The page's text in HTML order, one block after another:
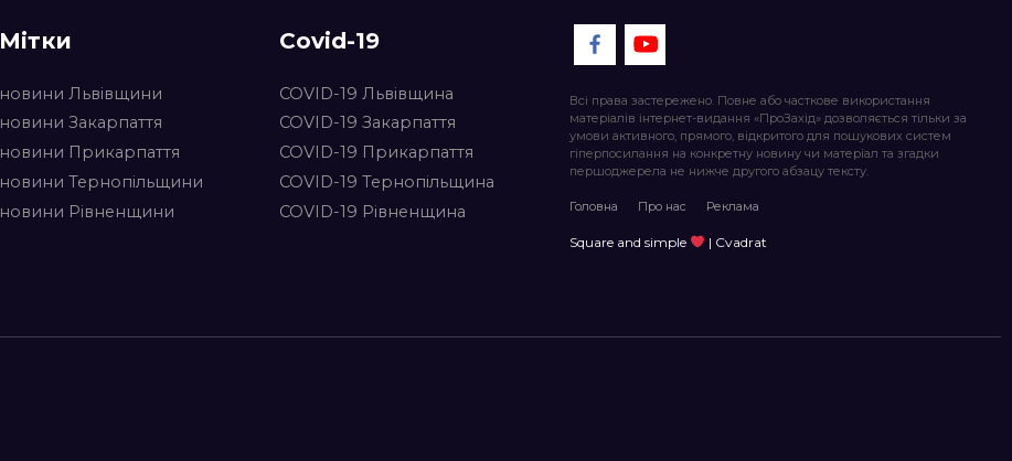
Мітки
новини Львівщини
новини Закарпаття
новини Прикарпаття
новини Тернопільщини
новини Рівненщини
Covid-19
COVID-19 Львівщина
COVID-19 Закарпаття
COVID-19 Прикарпаття
COVID-19 Тернопільщина
COVID-19 Рівненщина
Всі права застережено. Повне або часткове використання
матеріалів інтернет-видання «ПроЗахід» дозволяється тільки за
умови активного, прямого, відкритого для пошукових систем
гіперпосилання на конкретну новину чи матеріал та згадки
першоджерела не нижче другого абзацу тексту.
Головна Про нас Реклама
Square and simple | Cvadrat